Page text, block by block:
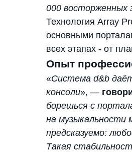
000 восторженных
Технология Array
основными
всех этапах - от
Опыт
«Система d&b
консоли», —
борешься с
на музыкальности
предсказуемо:
Такая